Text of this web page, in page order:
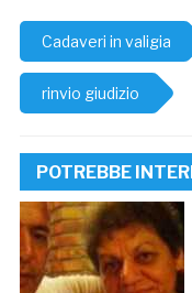
Cadaveri in valigia
rinvio giudizio
POTREBBE